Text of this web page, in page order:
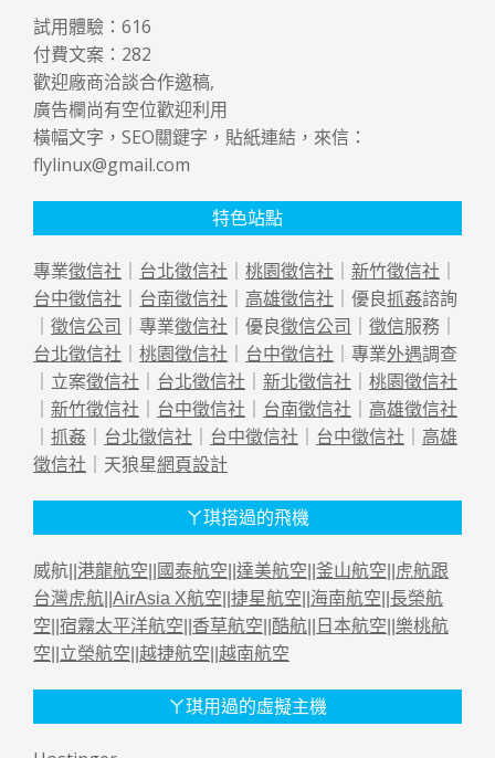
試用體驗： 616
付費文案： 282
歡迎廠商洽談合作邀稿,
廣告欄尚有空位歡迎利用
橫幅文字，SEO關鍵字，貼紙連結，來信：
flylinux@gmail.com
特色站點
專業徵信社 ｜ 台北徵信社 ｜ 桃園徵信社 ｜ 新竹徵信社 ｜
台中徵信社 ｜ 台南徵信社 ｜ 高雄徵信社 ｜優良抓姦諮詢
｜ 徵信公司 ｜專業徵信社 ｜優良徵信公司 ｜ 徵信服務｜
台北徵信社 ｜ 桃園徵信社 ｜ 台中徵信社 ｜專業外遇調查
｜立案徵信社 ｜ 台北徵信社 ｜ 新北徵信社 ｜ 桃園徵信社
｜ 新竹徵信社 ｜ 台中徵信社 ｜ 台南徵信社 ｜ 高雄徵信社
｜ 抓姦 ｜ 台北徵信社 ｜ 台中徵信社 ｜ 台中徵信社 ｜ 高雄
徵信社 ｜天狼星網頁設計
ㄚ琪搭過的飛機
威航|| 港龍航空 國泰航空 達美航空 釜山航空
虎航跟
台灣虎航 AirAsia X航空 捷星航空 海南航空 長榮航
空 宿霧太平洋航空 香草航空 酷航 日本航空 樂桃航
空 立榮航空 越捷航空 越南航空
ㄚ琪用過的虛擬主機